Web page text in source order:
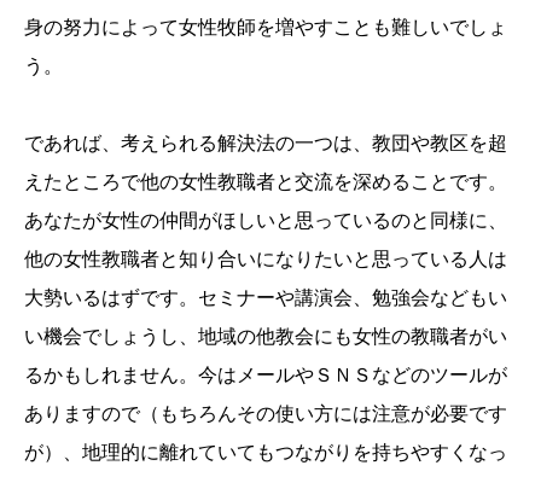
身の努力によって女性牧師を増やすことも難しいでしょ
う。
であれば、考えられる解決法の一つは、教団や教区を超
えたところで他の女性教職者と交流を深めることです。
あなたが女性の仲間がほしいと思っているのと同様に、
他の女性教職者と知り合いになりたいと思っている人は
大勢いるはずです。セミナーや講演会、勉強会などもい
い機会でしょうし、地域の他教会にも女性の教職者がい
るかもしれません。今はメールやＳＮＳなどのツールが
ありますので（もちろんその使い方には注意が必要です
が）、地理的に離れていてもつながりを持ちやすくなっ